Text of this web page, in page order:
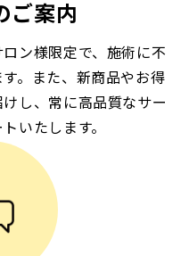
ご案内
ン様限定で、施術に不
。また、新商品やお得
し、常に高品質なサー
いたします。